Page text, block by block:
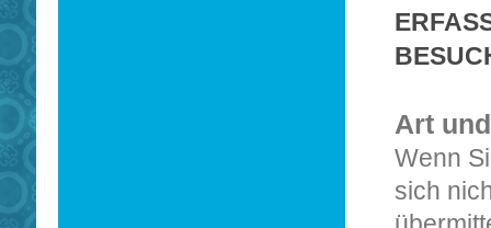
Art
Wenn
sich